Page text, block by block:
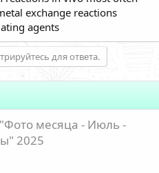
exchange reactions
agents
для ответа.
месяца - Июль -
2025